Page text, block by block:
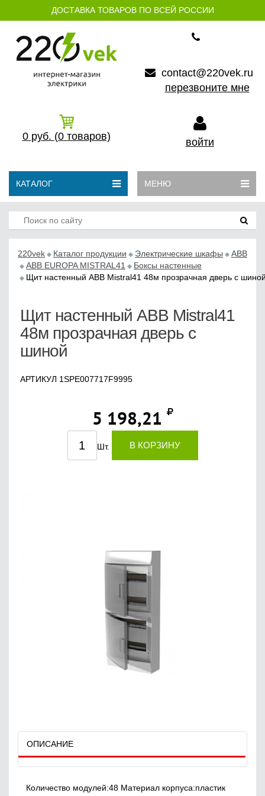
ДОСТАВКА ТОВАРОВ ПО ВСЕЙ РОССИИ
contact@220vek.ru
перезвоните мне
0 руб. (0 товаров) войти
КАТАЛОГ МЕНЮ
220vek Каталог продукции Электрические шкафы
ABB
ABB EUROPA MISTRAL41
Боксы настенные
Щит настенный ABB Mistral41 48м прозрачная дверь с
Щит настенный ABB Mistral41
48м прозрачная дверь с
шиной
АРТИКУЛ 1SPE007717F9995
5 198,21
Шт. В КОРЗИНУ
ОПИСАНИЕ
Количество модулей:48 Материал корпуса:пластик